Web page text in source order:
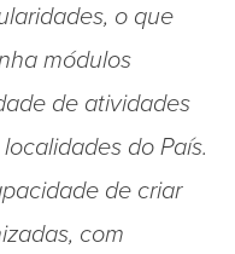
o que
módulos
de atividades
do País.
de criar
com